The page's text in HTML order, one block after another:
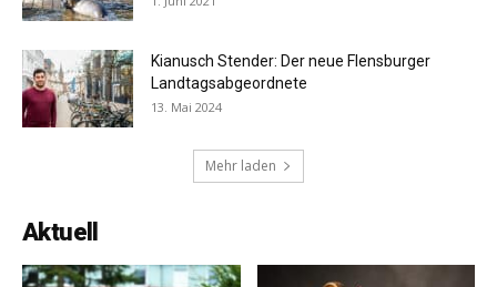
Kianusch Stender: Der neue Flensburger
Landtagsabgeordnete
13. Mai 2024
Mehr laden
Aktuell